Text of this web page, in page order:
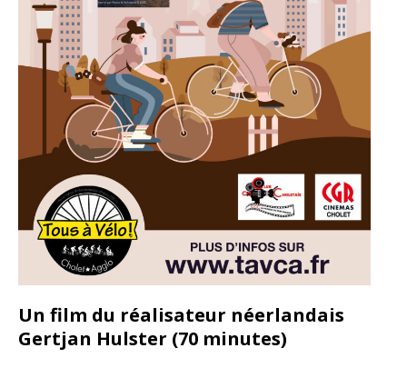
Un film du réalisateur néerlandais
Gertjan Hulster (70 minutes)